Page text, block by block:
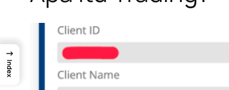
→
Index